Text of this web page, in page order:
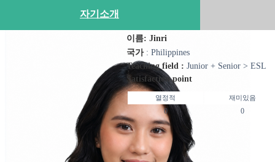
자기소개
이름: Jinri
국가 : Philippines
Teaching field : Junior + Senior > ESL
Satisfaction point
열정적 재미있음
0 0